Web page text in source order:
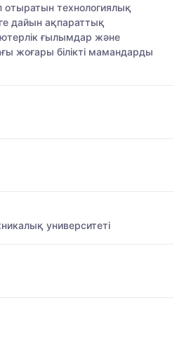
отыратын технологиялық
дайын ақпараттық
ғылымдар және
жоғары бiлiктi мамандарды
университеті